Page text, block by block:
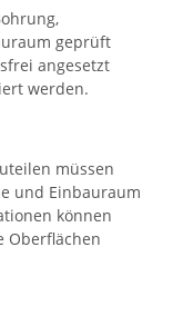
geprüft
angesetzt
werden.
müssen
und Einbauraum
können
Oberflächen